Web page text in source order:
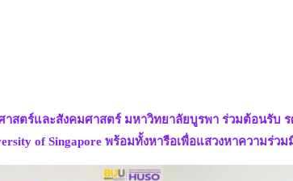
ร์และสังคมศาสตร์ มหาวิทยาลัยบูรพา ร่วมต้อนรับ
of Singapore พร้อมทั้งหารือเพื่อแสวงหาความร่ว